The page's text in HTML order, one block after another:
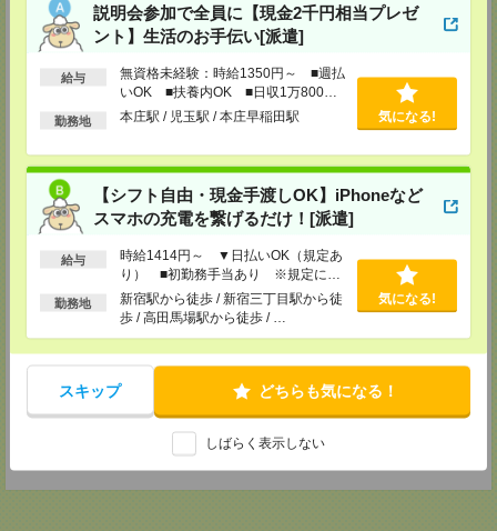
説明会参加で全員に【現金2千円相当プレゼ
ント】生活のお手伝い[派遣]
給与
無資格未経験：時給1350円～ ■週払
いOK ■扶養内OK ■日収1万800円
以上
勤務地 本庄駅 / 児玉駅 / 本庄早稲田駅 気になる!
【シフト自由・現金手渡しOK】iPhoneなど
スマホの充電を繋げるだけ！[派遣]
給与
時給1414円～ ▼日払いOK（規定あ
り） ■初勤務手当あり ※規定によ
る
勤務地
新宿駅から徒歩 / 新宿三丁目駅から徒
歩 / 高田馬場駅から徒歩 / …
気になる!
スキップ どちらも気になる！
しばらく表示しない
東京都新宿区新宿2-3-10 新宿御苑ビル6階
TEL：0120-457-235
MAIL：tenshoku@nikken-ts.jp
メディカルケア事業部 立川事業所
東京都立川市錦町1-12-14
TEL：0120-934-200
担当：採用担当
メディカルケア事業部 町田オフィス
東京都町田市森野1-7-23 大樹生命町田ビル6F
TEL：0120-453-285
MAIL：tenshoku@nikken-ts.jp
担当：採用担当
メディカルケア事業部 横浜オフィス
神奈川県横浜市保土ケ谷区神戸町134 横浜ビジネスパークサウスタワー
2F B区画
TEL：0120-901-799
担当：採用担当
★今ならご来社登録でQUOカード2000円分をプレゼント中★